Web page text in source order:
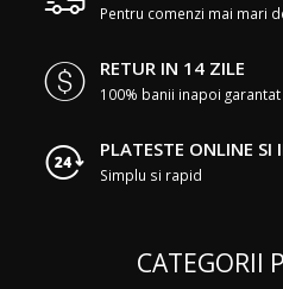
Pentru comenzi mai mari
RETUR IN 14 ZILE
100% banii inapoi garantat
PLATESTE ONLINE SI
Simplu si rapid
CATEGORII